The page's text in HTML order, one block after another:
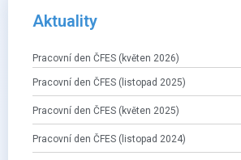
Aktuality
Pracovní den ČFES (květen 2026)
Pracovní den ČFES (listopad 2025)
Pracovní den ČFES (květen 2025)
Pracovní den ČFES (listopad 2024)